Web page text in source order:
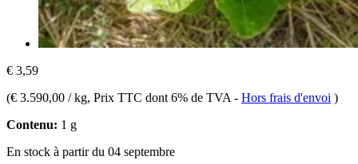
€ 3,59
(€ 3.590,00 / kg, Prix TTC dont 6% de TVA - Hors frais d'envoi )
Contenu: 1 g
En stock à partir du 04 septembre